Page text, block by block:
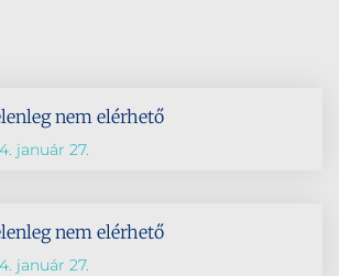
nem elérhető
január 27.
nem elérhető
január 27.